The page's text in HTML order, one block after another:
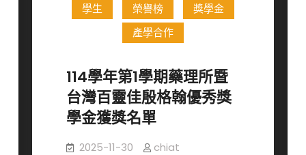
教
授
榮
國
科
年
學生 榮譽榜
獎學金
產學合作
114學年第1學期藥理所暨
台灣百靈佳殷格翰優秀獎
學金獲獎名單
2025-11-30 chiat